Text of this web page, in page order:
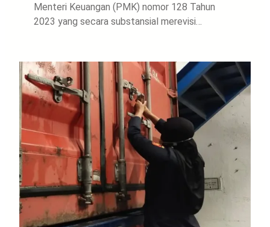
Menteri Keuangan (PMK) nomor 128 Tahun
2023 yang secara substansial merevisi…